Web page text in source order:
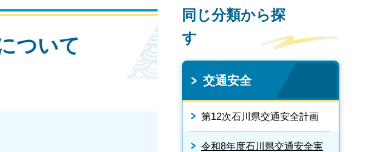
ついて
同じ分類から探
す
交通安全
第12次石川県交通安全計画
令和8年度石川県交通安全実